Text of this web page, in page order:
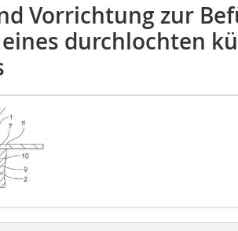
Vorrichtung zur
durchlochten